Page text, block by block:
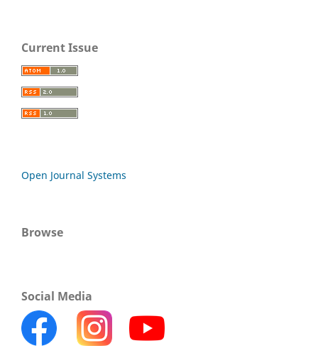
Current Issue
Open Journal Systems
Browse
Social Media